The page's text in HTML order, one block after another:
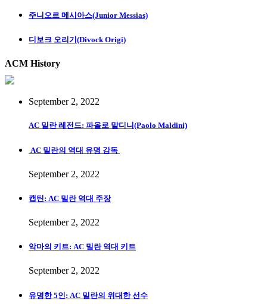
주니오르 메시아스(Junior Messias)
디보크 오리기(Divock Origi)
ACM History
September 2, 2022
AC 밀란 레전드: 파올로 말디니(Paolo Maldini)
AC 밀란의 역대 유명 감독
September 2, 2022
캡틴: AC 밀란 역대 주장
September 2, 2022
악마의 키트: AC 밀란 역대 키트
September 2, 2022
유명한 5인: AC 밀란의 위대한 선수